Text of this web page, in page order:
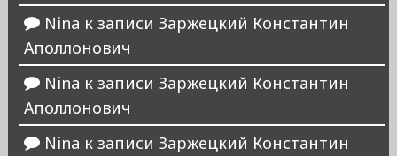
Nina к записи Заржецкий Константин
Аполлонович
Nina к записи Заржецкий Константин
Аполлонович
Nina к записи Заржецкий Константин